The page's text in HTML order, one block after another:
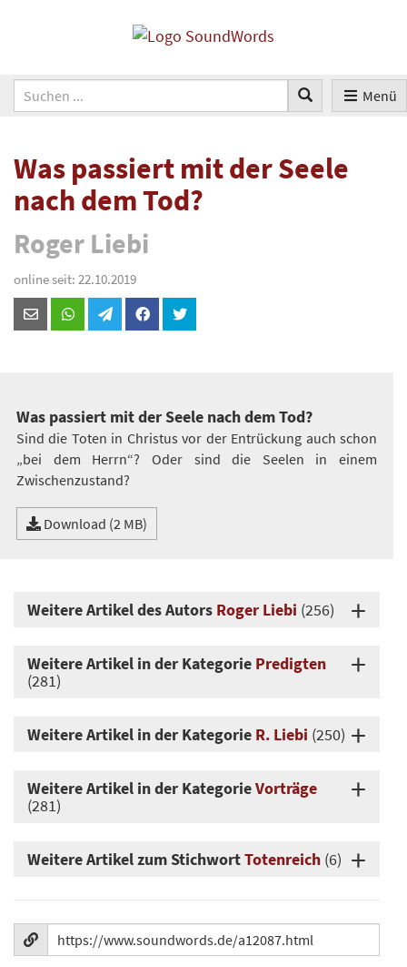
Menü
Was passiert mit der Seele
nach dem Tod?
Roger Liebi
online seit: 22.10.2019
Was passiert mit der Seele nach dem Tod?
Sind die Toten in Christus vor der Entrückung auch schon
„bei dem Herrn“? Oder sind die Seelen in einem
Zwischenzustand?
Download (2 MB)
Weitere Artikel des Autors Roger Liebi (256)
Weitere Artikel in der Kategorie Predigten
(281)
Weitere Artikel in der Kategorie R. Liebi (250)
Weitere Artikel in der KategorieVorträge
(281)
Weitere Artikel zum StichwortTotenreich (6)